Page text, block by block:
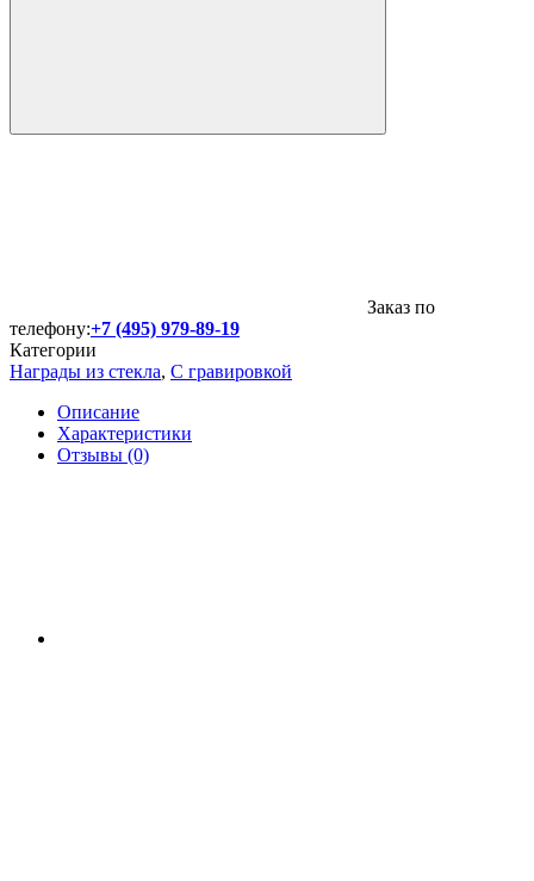
Заказ по
телефону:+7 (495) 979-89-19
Категории
Награды из стекла, С гравировкой
Описание
Характеристики
Отзывы (0)